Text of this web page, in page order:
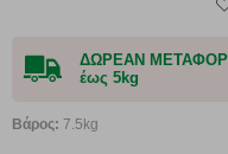
ΔΩΡΕΑΝ
έως 5kg
Βάρος: 7.5kg